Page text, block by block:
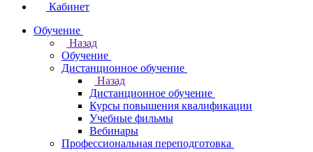
Кабинет
Обучение
Назад
Обучение
Дистанционное обучение
Назад
Дистанционное обучение
Курсы повышения квалификации
Учебные фильмы
Вебинары
Профессиональная переподготовка